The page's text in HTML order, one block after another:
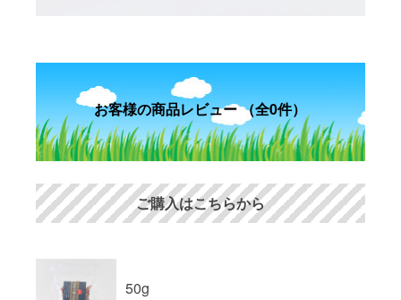
お客様の商品レビュー （全0件）
ご購入はこちらから
50g